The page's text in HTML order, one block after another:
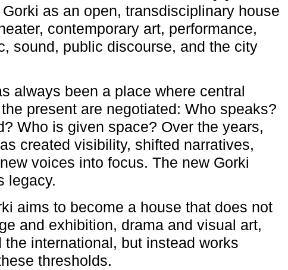
as an open, transdisciplinary house
contemporary art, performance,
sound, public discourse, and the city
always been a place where central
present are negotiated: Who speaks?
Who is given space? Over the years,
created visibility, shifted narratives,
voices into focus. The new Gorki
legacy.
aims to become a house that does not
and exhibition, drama and visual art,
the international, but instead works
thresholds.